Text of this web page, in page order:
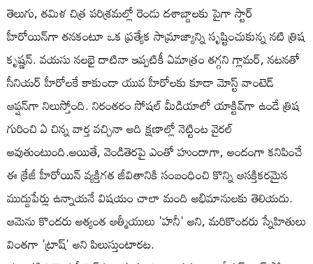
తెలుగు, తమిళ చిత్ర పరిశ్రమల్లో రెండు దశాబ్దాలకు పైగా స్టార్
హీరోయిన్‌గా తనకంటూ ఒక ప్రత్యేక సామ్రాజ్యాన్ని సృష్టించుకున్న నటి త్రిష
కృష్ణన్. వయసు నలభై దాటినా ఇప్పటికీ ఏమాత్రం తగ్గని గ్లామర్, నటనతో
సీనియర్ హీరోలకే కాకుండా యువ హీరోలకు కూడా మోస్ట్ వాంటెడ్
ఆప్షన్‌గా నిలుస్తోంది. నిరంతరం సోషల్ మీడియాలో యాక్టివ్‌గా ఉండే త్రిష
గురించి ఏ చిన్న వార్త వచ్చినా అది క్షణాల్లో నెట్టింట వైరల్
అవుతుంటుంది.అయితే, వెండితెరపై ఎంతో హుందాగా, అందంగా కనిపించే
ఈ క్రేజీ హీరోయిన్ వ్యక్తిగత జీవితానికి సంబంధించి కొన్ని ఆసక్తికరమైన
ముద్దుపేర్లు ఉన్నాయనే విషయం చాలా మంది అభిమానులకు తెలియదు.
ఆమెను కొందరు అత్యంత ఆత్మీయులు 'హనీ' అని, మరికొందరు స్నేహితులు
వింతగా 'ట్రాష్' అని పిలుస్తుంటారట.